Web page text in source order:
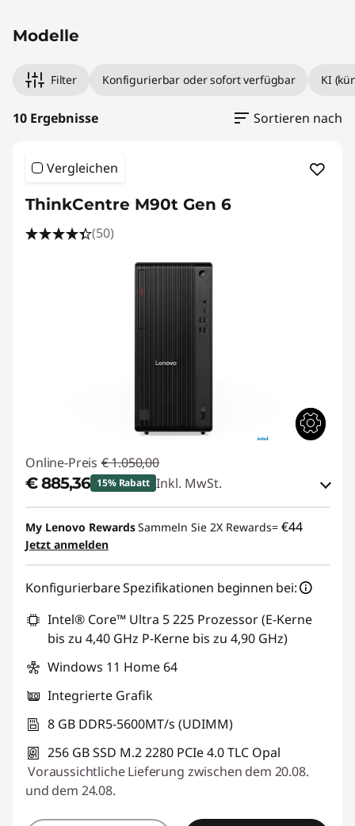
Modelle
Filter Konfigurierbar oder sofort verfügbar KI
10 Ergebnisse Sortieren nach
Vergleichen
ThinkCentre M90t Gen 6
(50)
Online-Preis € 1.050,00
€ 885,36 15% Rabatt Inkl. MwSt.
eCoupon-Rabatt :-€ 164,64
eCoupon :THINKDEAL
My Lenovo RewardsSammeln Sie 2X Rewards= €44
Jetzt anmelden
Konfigurierbare Spezifikationen beginnen bei:
Intel® Core™ Ultra 5 225 Prozessor (E-Kerne
bis zu 4,40 GHz P-Kerne bis zu 4,90 GHz)
Windows 11 Home 64
Integrierte Grafik
8 GB DDR5-5600MT/s (UDIMM)
256 GB SSD M.2 2280 PCIe 4.0 TLC Opal
Voraussichtliche Lieferung zwischen dem 20.08.
und dem 24.08.